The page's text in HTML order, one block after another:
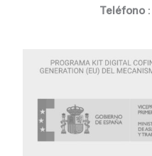
Teléfono :